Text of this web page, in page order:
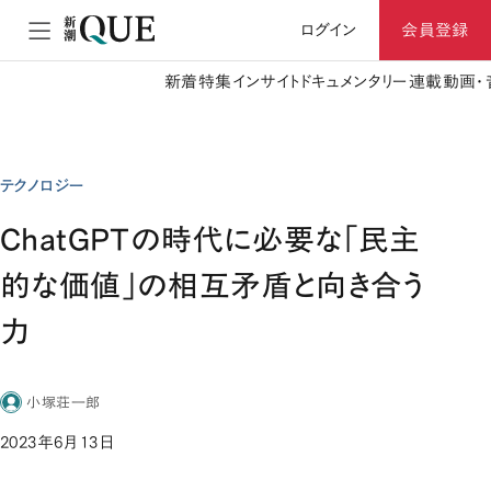
ログイン 会員登録
新着特集 インサイト ドキュメンタリー 連載動画
テクノロジー
ChatGPTの時代に必要な「民主
的な価値」の相互矛盾と向き合う
力
小塚荘一郎
2023年6月13日